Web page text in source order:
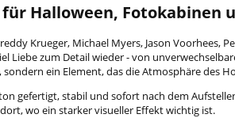
Halloween, Fotokabinen
Krueger, Michael Myers, Jason Voorhees,
Liebe zum Detail wieder - von
ein Element, das die Atmosphäre des
gefertigt, stabil und sofort nach dem
wo ein starker visueller Effekt wichtig ist.